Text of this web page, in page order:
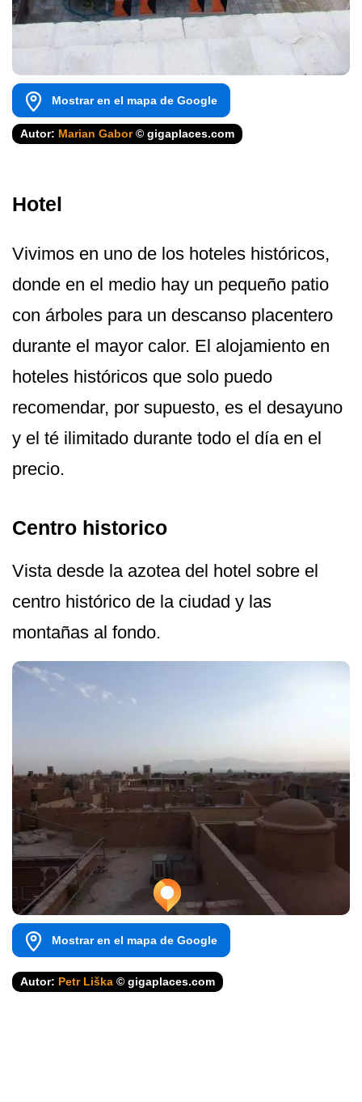
Mostrar en el mapa de Google
Autor: Marian Gabor© gigaplaces.com
Hotel
Vivimos en uno de los hoteles históricos,
donde en el medio hay un pequeño patio
con árboles para un descanso placentero
durante el mayor calor. El alojamiento en
hoteles históricos que solo puedo
recomendar, por supuesto, es el desayuno
y el té ilimitado durante todo el día en el
precio.
Centro historico
Vista desde la azotea del hotel sobre el
centro histórico de la ciudad y las
montañas al fondo.
Mostrar en el mapa de Google
Autor: Petr Liška © gigaplaces.com